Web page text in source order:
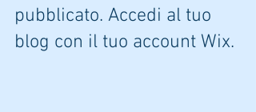
pubblicato. Accedi al tuo
blog con il tuo account Wix.